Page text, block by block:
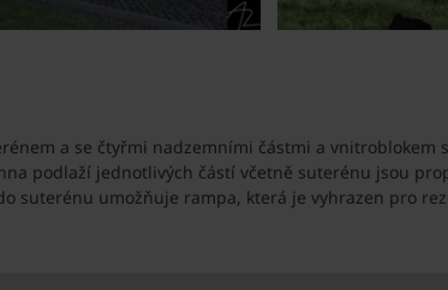
a se čtyřmi nadzemními částmi a
podlaží jednotlivých částí včetně suterénu jsou
suterénu umožňuje rampa, která je vyhrazen pro